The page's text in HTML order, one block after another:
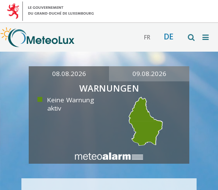
FR DE
08.08.2026 09.08.2026
WARNUNGEN
Keine Warnung
aktiv